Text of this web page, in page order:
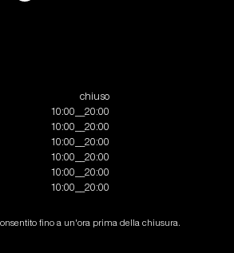
chiuso
10:00__20:00
10:00__20:00
10:00__20:00
10:00__20:00
10:00__20:00
10:00__20:00
fino a un'ora prima della chiusura.